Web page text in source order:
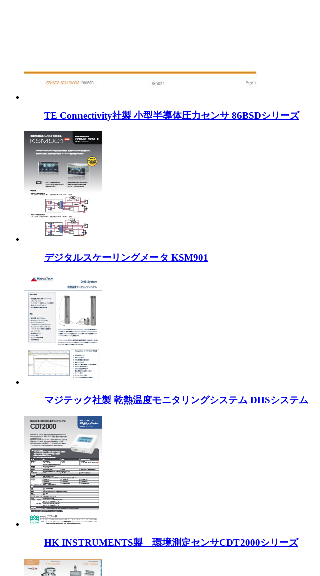
TE Connectivity社製 小型半導体圧力センサ 86BSDシリーズ
デジタルスケーリングメータ KSM901
マジテック社製 乾熱温度モニタリングシステム DHSシステム
HK INSTRUMENTS製 環境測定センサCDT2000シリーズ